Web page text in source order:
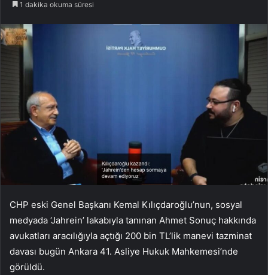
1 dakika okuma süresi
CHP eski Genel Başkanı Kemal Kılıçdaroğlu’nun, sosyal
medyada ‘Jahrein’ lakabıyla tanınan Ahmet Sonuç hakkında
avukatları aracılığıyla açtığı 200 bin TL’lik manevi tazminat
davası bugün Ankara 41. Asliye Hukuk Mahkemesi’nde
görüldü.